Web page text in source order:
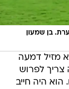
בן שמעון
מזיל דמעה
צריך לפרוש
הוא היה חייב